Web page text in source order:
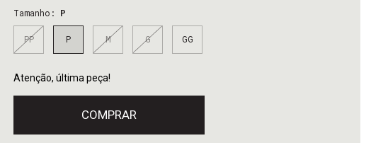
Tamanho: P
PP P M G GG
Atenção, última peça!